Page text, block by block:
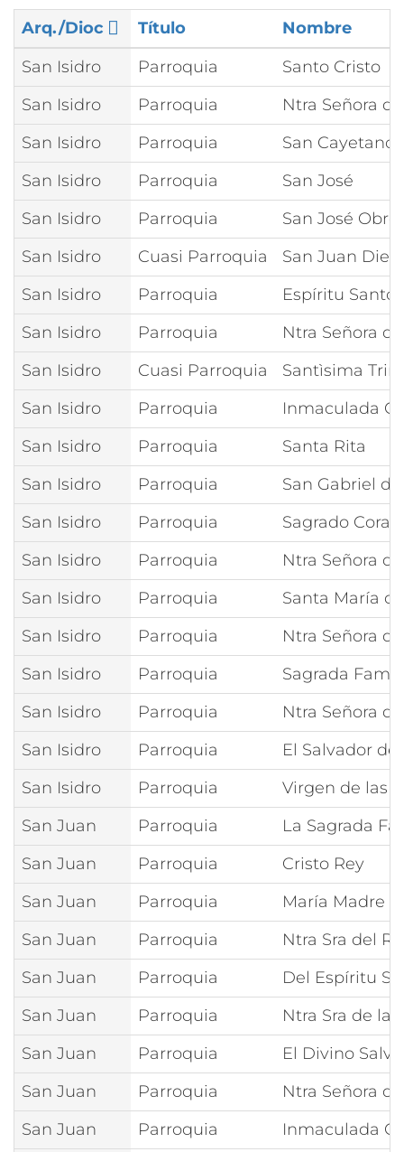
Arq./Dioc Título
Nombre
San Isidro
Parroquia
Santo Cristo
San Isidro
Parroquia
Ntra Señora
San Isidro
Parroquia
San Cayetano
San Isidro
Parroquia
San José
San Isidro
Parroquia
San José
San Isidro
Cuasi Parroquia
San Juan
San Isidro
Parroquia
Espíritu Santo
San Isidro
Parroquia
Ntra Señora
San Isidro
Cuasi Parroquia
Santìsima
San Isidro
Parroquia
Inmaculada
San Isidro
Parroquia
Santa Rita
San Isidro
Parroquia
San Gabriel
San Isidro
Parroquia
Sagrado
San Isidro
Parroquia
Ntra Señora
San Isidro
Parroquia
Santa María
San Isidro
Parroquia
Ntra Señora
San Isidro
Parroquia
Sagrada
San Isidro
Parroquia
Ntra Señora
San Isidro
Parroquia
El Salvador
San Isidro
Parroquia
Virgen de las
San Juan
Parroquia
La Sagrada
San Juan
Parroquia
Cristo Rey
San Juan
Parroquia
María Madre
San Juan
Parroquia
Ntra Sra del
San Juan
Parroquia
Del Espíritu
San Juan
Parroquia
Ntra Sra de la
San Juan
Parroquia
El Divino
San Juan
Parroquia
Ntra Señora
San Juan
Parroquia Inmaculada